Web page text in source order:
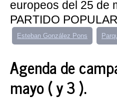
europeos del 25 de
PARTIDO
Esteban González Pons
Agenda de
mayo ( y 3 ).